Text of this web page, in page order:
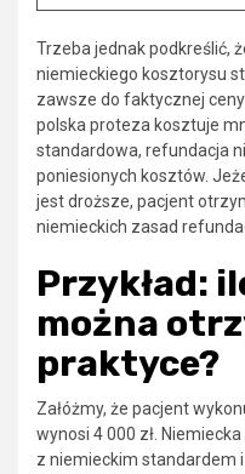
Trzeba jednak podkreślić,
niemieckiego kosztorysu
zawsze do faktycznej
polska proteza kosztuje
standardowa, refundacja
poniesionych kosztów.
jest droższe, pacjent
niemieckich zasad
Przykład:
można
praktyce?
Załóżmy, że pacjent
wynosi 4 000 zł.
z niemieckim standardem